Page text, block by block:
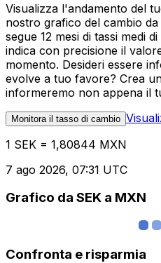
Visualizza l'andamento del
nostro grafico del cambio
segue 12 mesi di tassi medi
indica con precisione il
momento. Desideri essere
evolve a tuo favore? Crea
informeremo non appena il
Monitora il tasso di cambio
1 SEK = 1,80844 MXN
7 ago 2026, 07:31 UTC
Grafico da SEK a MXN
Confronta e risparmia